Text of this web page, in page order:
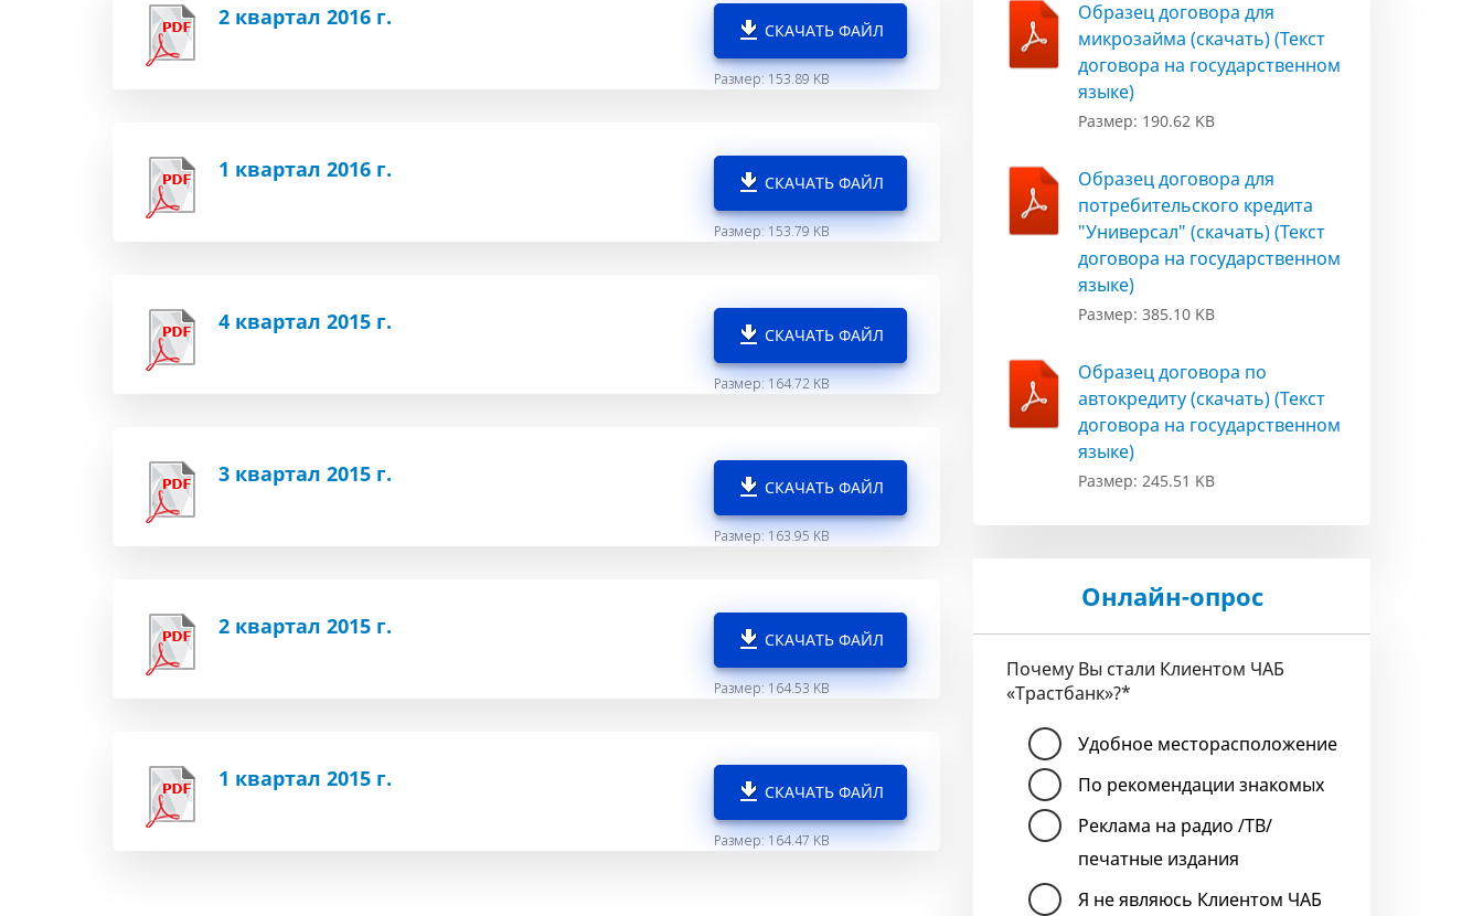
2 квартал 2016 г.
СКАЧАТЬ ФАЙЛ
Размер: 153.89 KB
1 квартал 2016 г.
СКАЧАТЬ ФАЙЛ
Размер: 153.79 KB
4 квартал 2015 г.
СКАЧАТЬ ФАЙЛ
Размер: 164.72 KB
3 квартал 2015 г.
СКАЧАТЬ ФАЙЛ
Размер: 163.95 KB
2 квартал 2015 г.
СКАЧАТЬ ФАЙЛ
Размер: 164.53 KB
1 квартал 2015 г.
СКАЧАТЬ ФАЙЛ
Размер: 164.47 KB
Образец договора для
микрозайма (скачать) (Текст
договора на государственном
языке)
Размер: 190.62 KB
Образец договора для
потребительского кредита
"Универсал" (скачать) (Текст
договора на государственном
языке)
Размер: 385.10 KB
Образец договора по
автокредиту (скачать) (Текст
договора на государственном
языке)
Размер: 245.51 KB
Онлайн-опрос
Почему Вы стали Клиентом ЧАБ
«Трастбанк»?*
Удобное месторасположение
По рекомендации знакомых
Реклама на радио /ТВ/
печатные издания
Я не являюсь Клиентом ЧАБ